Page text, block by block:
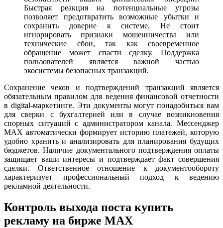
Быстрая реакция на потенциальные угрозы
позволяет предотвратить возможные убытки и
сохранить доверие к системе. Не стоит
игнорировать признаки мошенничества или
технические сбои, так как своевременное
обращение может спасти сделку. Поддержка
пользователей является важной частью
экосистемы безопасных транзакций.
Сохранение чеков и подтверждений транзакций является
обязательным правилом для ведения финансовой отчетности
в digital-маркетинге. Эти документы могут понадобиться вам
для сверки с бухгалтерией или в случае возникновения
спорных ситуаций с администратором канала. Мессенджер
MAX автоматически формирует историю платежей, которую
удобно хранить и анализировать для планирования будущих
бюджетов. Наличие документального подтверждения оплаты
защищает ваши интересы и подтверждает факт совершения
сделки. Ответственное отношение к документообороту
характеризует профессиональный подход к ведению
рекламной деятельности.
Контроль выхода поста купить
рекламу на бирже MAX